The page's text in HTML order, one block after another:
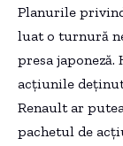
Planurile
luat o turnură
presa japoneză.
acțiunile
Renault ar
pachetul de